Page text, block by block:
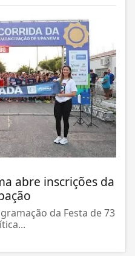
abre inscrições da
da Festa de 73